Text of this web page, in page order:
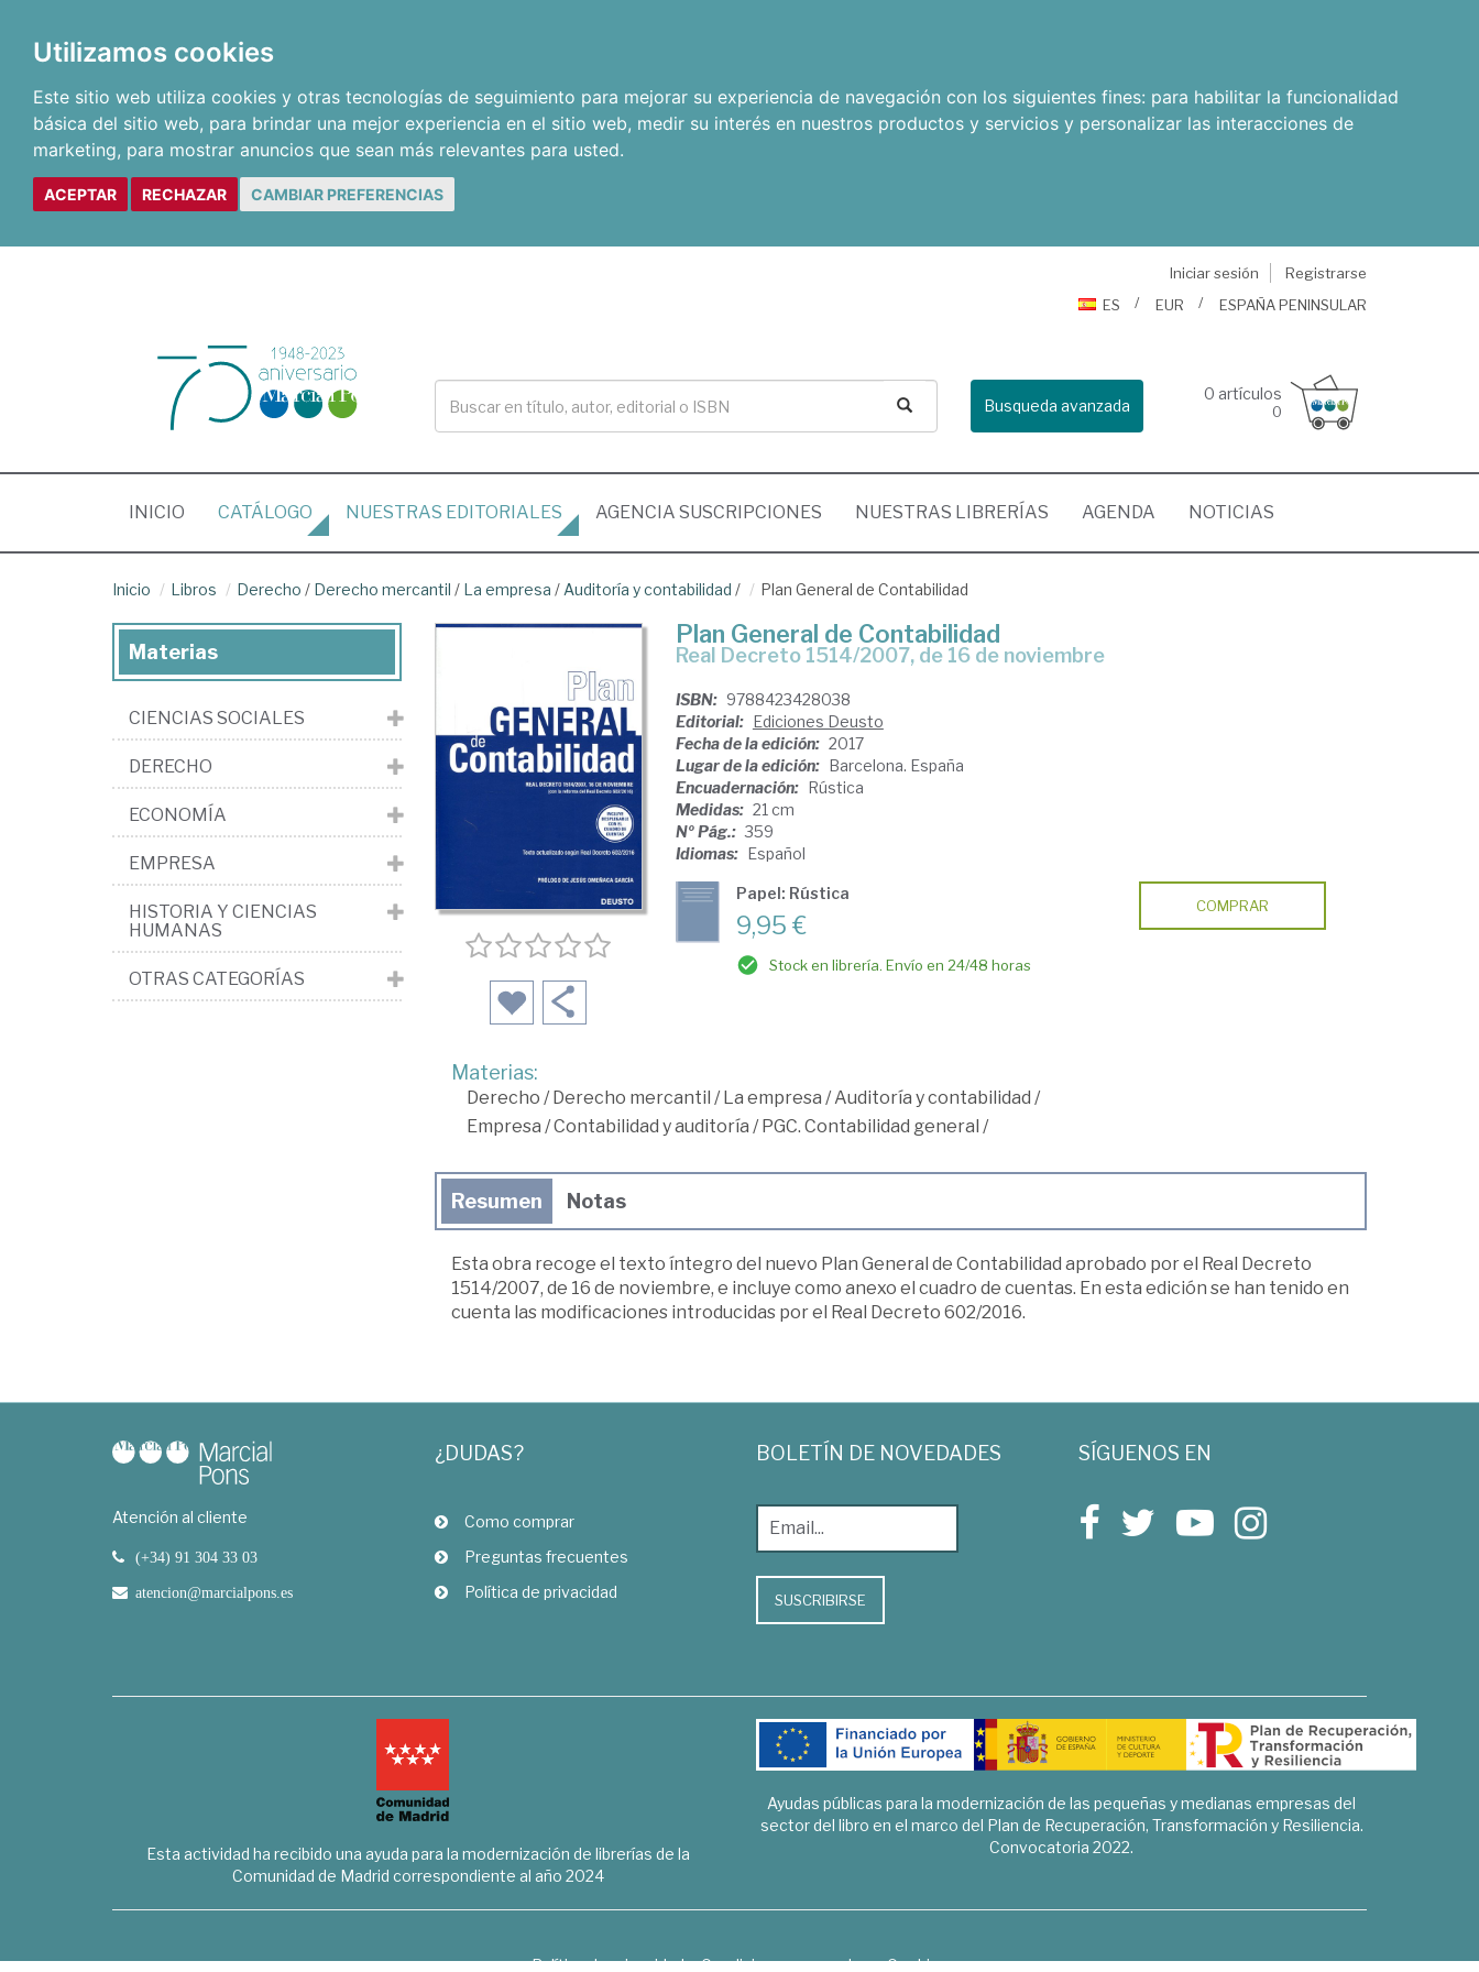
Utilizamos cookies
Este sitio web utiliza cookies y otras tecnologías de seguimiento para mejorar su experiencia de navegación con los siguientes fines: para habilitar la funcionalidad
básica del sitio web, para brindar una mejor experiencia en el sitio web, medir su interés en nuestros productos y servicios y personalizar las interacciones de
marketing, para mostrar anuncios que sean más relevantes para usted.
ACEPTAR RECHAZAR CAMBIAR PREFERENCIAS
Iniciar sesión
Registrarse
ES
EUR ESPAÑA PENINSULAR
Busqueda avanzada
0 artículos
0
INICIO (CURRENT)
CATÁLOGO NUESTRAS EDITORIALES AGENCIA SUSCRIPCIONES NUESTRAS LIBRERÍAS AGENDA NOTICIAS
Inicio Libros Derecho / Derecho mercantil / La empresa / Auditoría y contabilidad / Plan General de Contabilidad
Plan General de Contabilidad
Real Decreto 1514/2007, de 16 de noviembre
ISBN: 9788423428038
Editorial: Ediciones Deusto
Fecha de la edición: 2017
Lugar de la edición: Barcelona. España
Encuadernación: Rústica
Medidas: 21 cm
Nº Pág.: 359
Idiomas: Español
Papel: Rústica
9,95 €
Stock en librería. Envío en 24/48 horas
COMPRAR
Materias:
Derecho /Derecho mercantil /La empresa /Auditoría y contabilidad /
Empresa /Contabilidad y auditoría /PGC. Contabilidad general /
Resumen Notas
Esta obra recoge el texto íntegro del nuevo Plan General de Contabilidad aprobado por el Real Decreto
1514/2007, de 16 de noviembre, e incluye como anexo el cuadro de cuentas. En esta edición se han tenido en
cuenta las modificaciones introducidas por el Real Decreto 602/2016.
Materias
CIENCIAS SOCIALES
DERECHO
ECONOMÍA
EMPRESA
HISTORIA Y CIENCIAS
HUMANAS
OTRAS CATEGORÍAS
Atención al cliente
(+34) 91 304 33 03
atencion@marcialpons.es
¿DUDAS?
Como comprar
Preguntas frecuentes
Política de privacidad
BOLETÍN DE NOVEDADES
SUSCRIBIRSE
SÍGUENOS EN
Esta actividad ha recibido una ayuda para la modernización de librerías de la
Comunidad de Madrid correspondiente al año 2024
Ayudas públicas para la modernización de las pequeñas y medianas empresas del
sector del libro en el marco del Plan de Recuperación, Transformación y Resiliencia.
Convocatoria 2022.
Política de privacidad Condiciones generales Cookies